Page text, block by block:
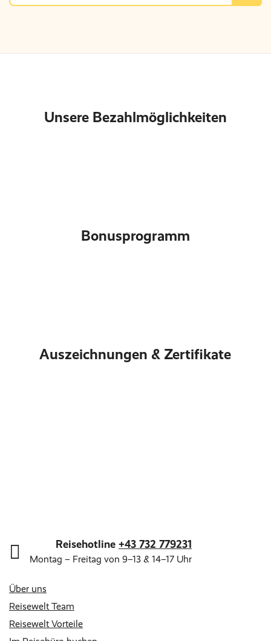
Unsere Bezahlmöglichkeiten
Bonusprogramm
Auszeichnungen & Zertifikate
Über uns
Reisewelt Team
Reisewelt Vorteile
Reisehotline +43 732 779231
Montag – Freitag von 9–13 & 14–17 Uhr